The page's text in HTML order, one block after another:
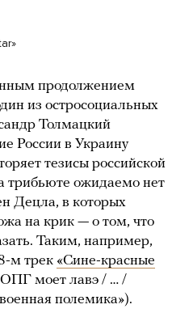
продолжением
из остросоциальных
Толмацкий
России в Украину
тезисы российской
трибьюте ожидаемо нет
Децла, в которых
на крик — о том, что
Таким, например,
м трек «Сине-красные
моет лавэ / … /
полемика»).